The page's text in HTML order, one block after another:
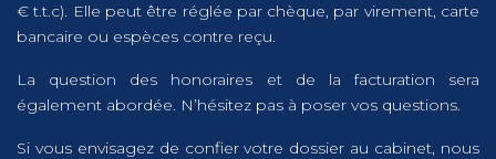
€ t.t.c). Elle peut être réglée par chèque, par virement, carte
bancaire ou espèces contre reçu.
La question des honoraires et de la facturation sera
également abordée. N’hésitez pas à poser vos questions.
Si vous envisagez de confier votre dossier au cabinet, nous